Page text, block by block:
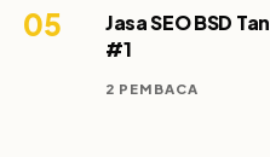
05
Jasa SEO BSD
#1
2 PEMBACA